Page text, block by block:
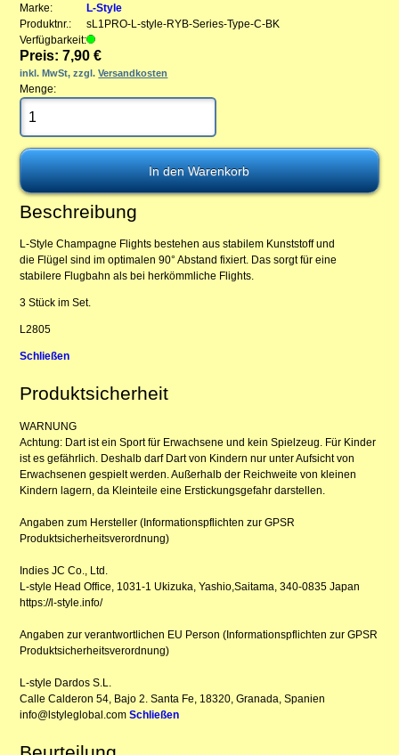
Marke:
L-Style
Produktnr.:
sL1PRO-L-style-RYB-Series-Type-C-BK
Verfügbarkeit:
Preis: 7,90 €
inkl. MwSt, zzgl.Versandkosten
Menge:
Beschreibung
L-Style Champagne Flights bestehen aus stabilem Kunststoff und
die Flügel sind im optimalen 90° Abstand fixiert. Das sorgt für eine
stabilere Flugbahn als bei herkömmliche Flights.
3 Stück im Set.
L2805
Schließen
Produktsicherheit
WARNUNG
Achtung: Dart ist ein Sport für Erwachsene und kein Spielzeug. Für Kinder
ist es gefährlich. Deshalb darf Dart von Kindern nur unter Aufsicht von
Erwachsenen gespielt werden. Außerhalb der Reichweite von kleinen
Kindern lagern, da Kleinteile eine Erstickungsgefahr darstellen.
Angaben zum Hersteller (Informationspflichten zur GPSR
Produktsicherheitsverordnung)
Indies JC Co., Ltd.
L-style Head Office, 1031-1 Ukizuka, Yashio,Saitama, 340-0835 Japan
https://l-style.info/
Angaben zur verantwortlichen EU Person (Informationspflichten zur GPSR
Produktsicherheitsverordnung)
L-style Dardos S.L.
Calle Calderon 54, Bajo 2. Santa Fe, 18320, Granada, Spanien
info@lstyleglobal.comSchließen